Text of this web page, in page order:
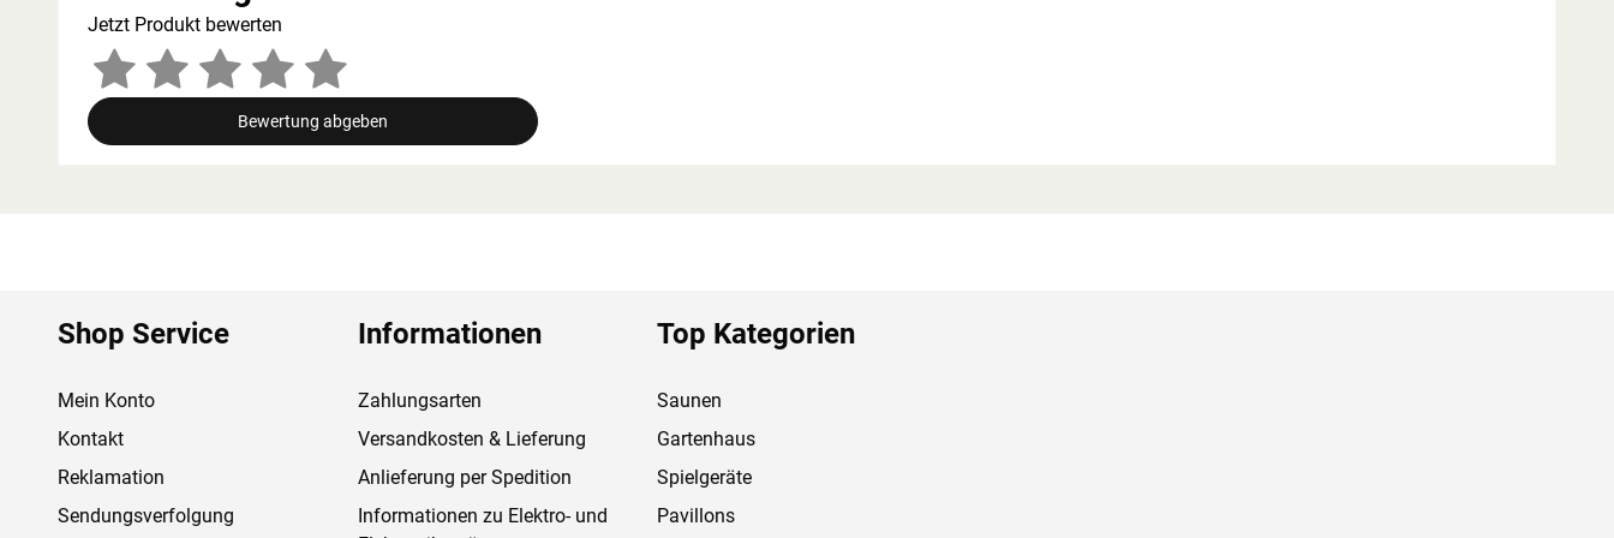
Jetzt Produkt bewerten
Bewertung abgeben
Shop Service
Mein Konto
Kontakt
Reklamation
Sendungsverfolgung
Informationen
Zahlungsarten
Versandkosten & Lieferung
Anlieferung per Spedition
Informationen zu Elektro- und
Top Kategorien
Saunen
Gartenhaus
Spielgeräte
Pavillons